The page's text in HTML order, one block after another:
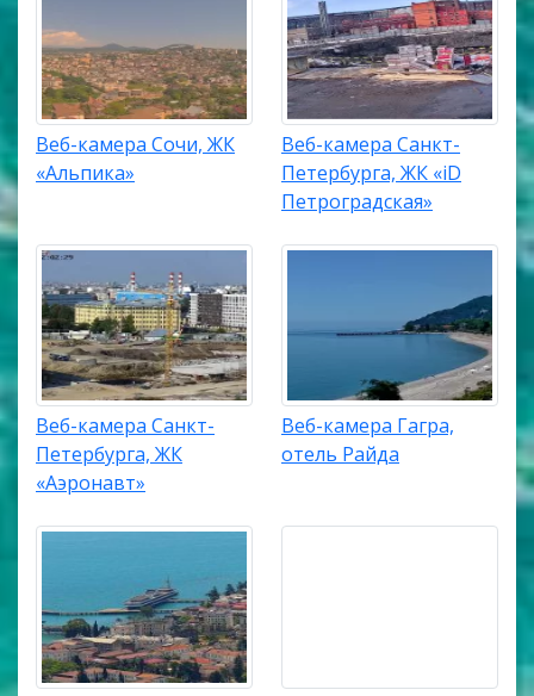
Веб-камера Сочи, ЖК
«Альпика»
Веб-камера Санкт-
Петербурга, ЖК «iD
Петроградская»
Веб-камера Санкт-
Петербурга, ЖК
«Аэронавт»
Веб-камера Гагра,
отель Райда